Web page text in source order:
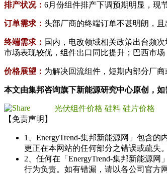
排产状况： 6月份组件排产下调预期明显，现
订单需求： 头部厂商的终端订单不甚明朗，
终端需求： 国内，电改领域相关政策出台频
市场表现较优，组件出口同比提升；巴西市场
价格展望： 为解决回流组件，短期内部分厂
本文由集邦咨询旗下新能源研究中心原创，如
光伏组件价格 硅料 硅片价格
【免责声明】
1、EnergyTrend-集邦新能源网」包含
更正在本网站的任何部分之错误或疏失。
2、任何在「EnergyTrend-集邦新能源
行为负责。如有错漏，请以各公司官方